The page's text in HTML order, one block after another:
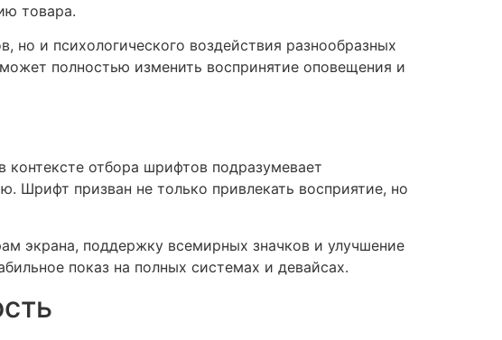
товара.
но и психологического воздействия разнообразных
полностью изменить воспринятие оповещения и
контексте отбора шрифтов подразумевает
Шрифт призван не только привлекать восприятие, но
экрана, поддержку всемирных значков и улучшение
показ на полных системах и девайсах.